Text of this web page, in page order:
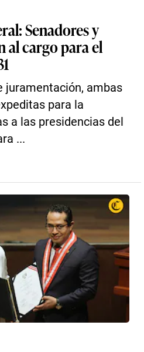
Senadores y
cargo para el
juramentación, ambas
para la
a las presidencias del
...